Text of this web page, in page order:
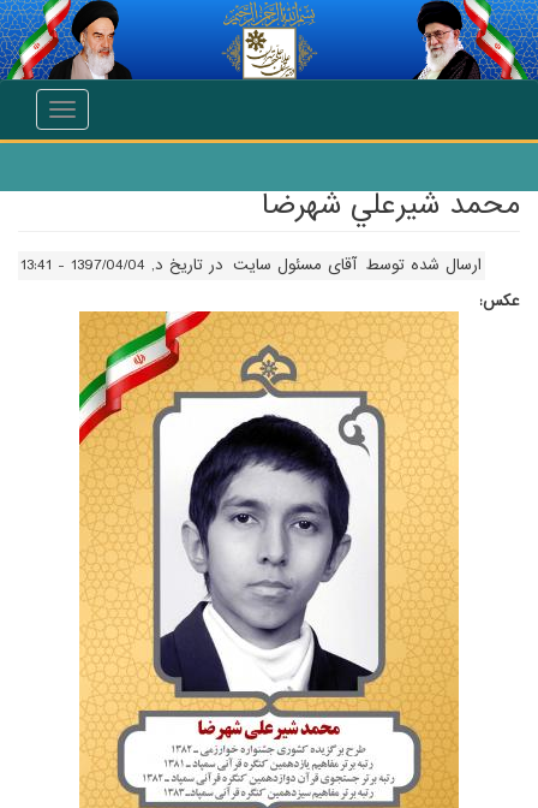
انتقال به محتوای اصلی
Toggle
محمد شيرعلي شهرضا
ارسال شده توسط آقای مسئول سایت در تاریخ د, 1397/04/04 - 13:41
عکس: